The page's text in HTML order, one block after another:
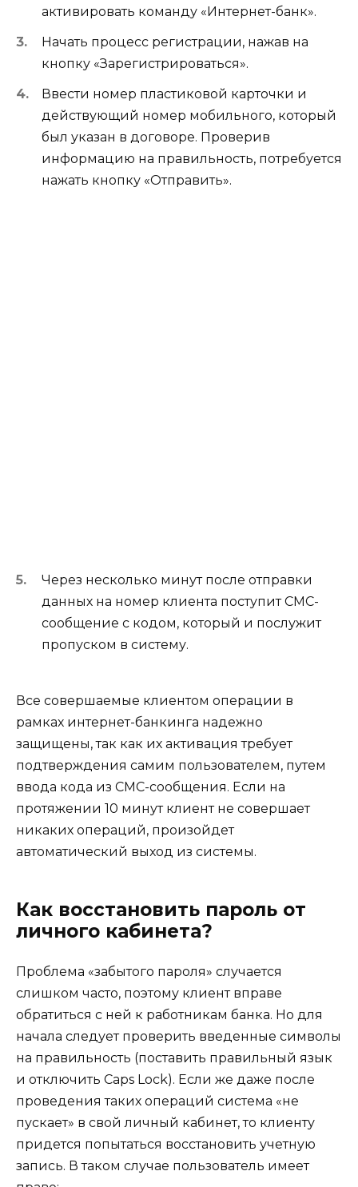
активировать команду «Интернет-банк».
Начать процесс регистрации, нажав на
кнопку «Зарегистрироваться».
Ввести номер пластиковой карточки и
действующий номер мобильного, который
был указан в договоре. Проверив
информацию на правильность, потребуется
нажать кнопку «Отправить».
Через несколько минут после отправки
данных на номер клиента поступит СМС-
сообщение с кодом, который и послужит
пропуском в систему.
Все совершаемые клиентом операции в
рамках интернет-банкинга надежно
защищены, так как их активация требует
подтверждения самим пользователем, путем
ввода кода из СМС-сообщения. Если на
протяжении 10 минут клиент не совершает
никаких операций, произойдет
автоматический выход из системы.
Как восстановить пароль от
личного кабинета?
Проблема «забытого пароля» случается
слишком часто, поэтому клиент вправе
обратиться с ней к работникам банка. Но для
начала следует проверить введенные символы
на правильность (поставить правильный язык
и отключить Caps Lock). Если же даже после
проведения таких операций система «не
пускает» в свой личный кабинет, то клиенту
придется попытаться восстановить учетную
запись. В таком случае пользователь имеет